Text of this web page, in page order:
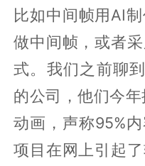
比如中间帧用AI
做中间帧，或者
式。我们之前聊
的公司，他们今
动画，声称95%
项目在网上引起